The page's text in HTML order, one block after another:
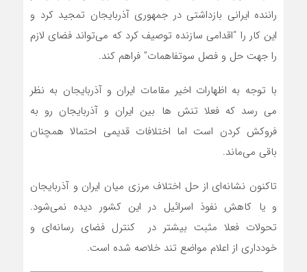
راننده ایرانی بازداشتی در جمهوری آذربایجان تمجید کرد و
این کار را “اقدامی سازنده توصیف کرد که می‌تواند فضای لازم
را جهت حل و فصل سوتفاهمات” فراهم کند.
با توجه به اظهارات اخیر مقامات ایران و آذربایجان به نظر
می رسد که فعلا تنش ها بین ایران و آذربایجان رو به
فروکش کردن است اما اختلافات قدیمی احتمالا همچنان
باقی می‌ماند.
تاکنون نشانه‌ای از حل اختلاف مرزی میان ایران و آذربایجان
و یا کاهش نفوذ اسرائیل در این کشور دیده نمی‌شود.
تحولات فعلا مثبت بیشتر در کنترل فضای رسانه‌ای و
خودداری از اعلام مواضع تند خلاصه شده است.